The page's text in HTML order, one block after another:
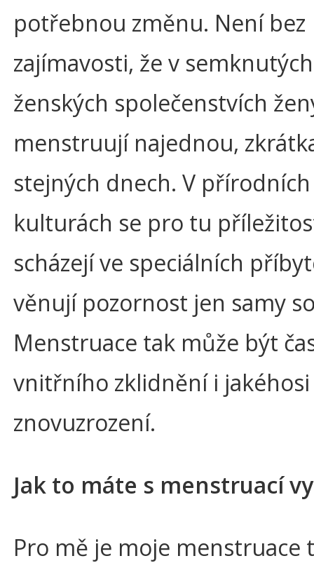
potřebnou změnu. Není bez
zajímavosti, že v semknutých
ženských společenstvích
menstruují najednou,
stejných dnech. V přírodních
kulturách se pro tu
scházejí ve speciálních
věnují pozornost jen samy
Menstruace tak může být
vnitřního zklidnění i jakéhosi
znovuzrození.
Jak to máte s menstruací
Pro mě je moje menstruace